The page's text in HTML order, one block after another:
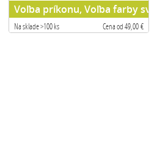
Voľba príkonu, Voľba farby svetla
Na sklade >100 ks Cena od 49,00 €